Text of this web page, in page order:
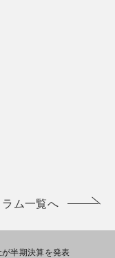
ム一覧へ
半期決算を発表